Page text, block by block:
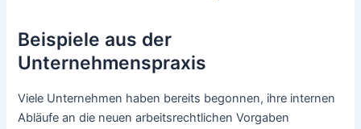
Beispiele aus der
Unternehmenspraxis
Viele Unternehmen haben bereits begonnen, ihre internen
Abläufe an die neuen arbeitsrechtlichen Vorgaben